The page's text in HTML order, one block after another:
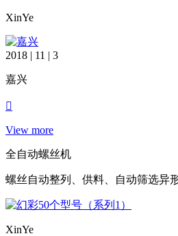
XinYe
2018 | 11 | 3
嘉兴
View more
全自动螺丝机
螺丝自动整列、供料、自动筛选异
XinYe